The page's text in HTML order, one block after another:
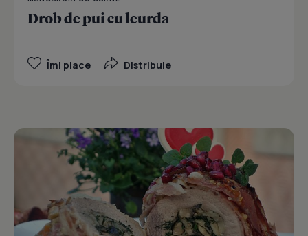
Drob de pui cu leurda
Îmi place Distribuie